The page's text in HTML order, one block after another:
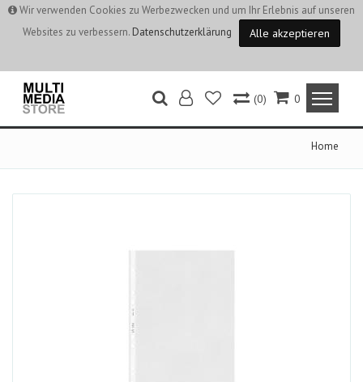
Wir verwenden Cookies zu Werbezwecken und um Ihr Erlebnis auf unseren
Websites zu verbessern. Datenschutzerklärung Alle akzeptieren
0
(0)
Home